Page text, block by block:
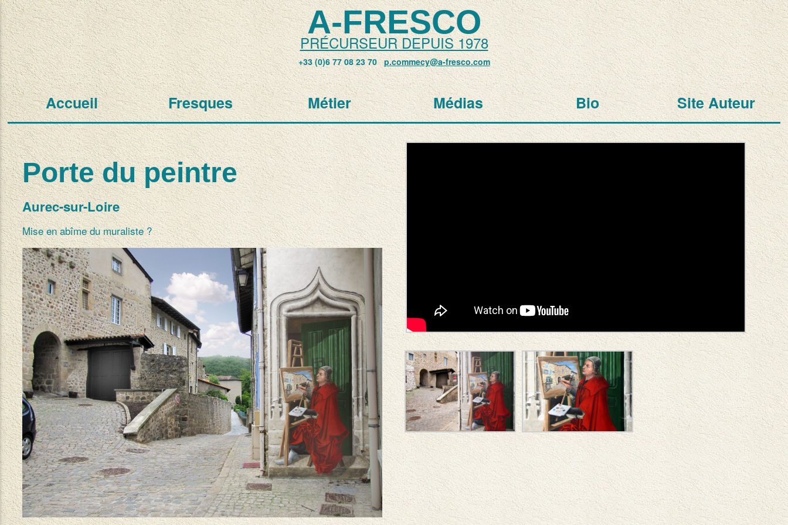
A-FRESCO
PRÉCURSEUR DEPUIS 1978
+33 (0)6 77 08 23 70p.commecy@a-fresco.com
Accueil Fresques Métier Médias Bio Site Auteur
Porte du peintre
Aurec-sur-Loire
Mise en abîme du muraliste ?